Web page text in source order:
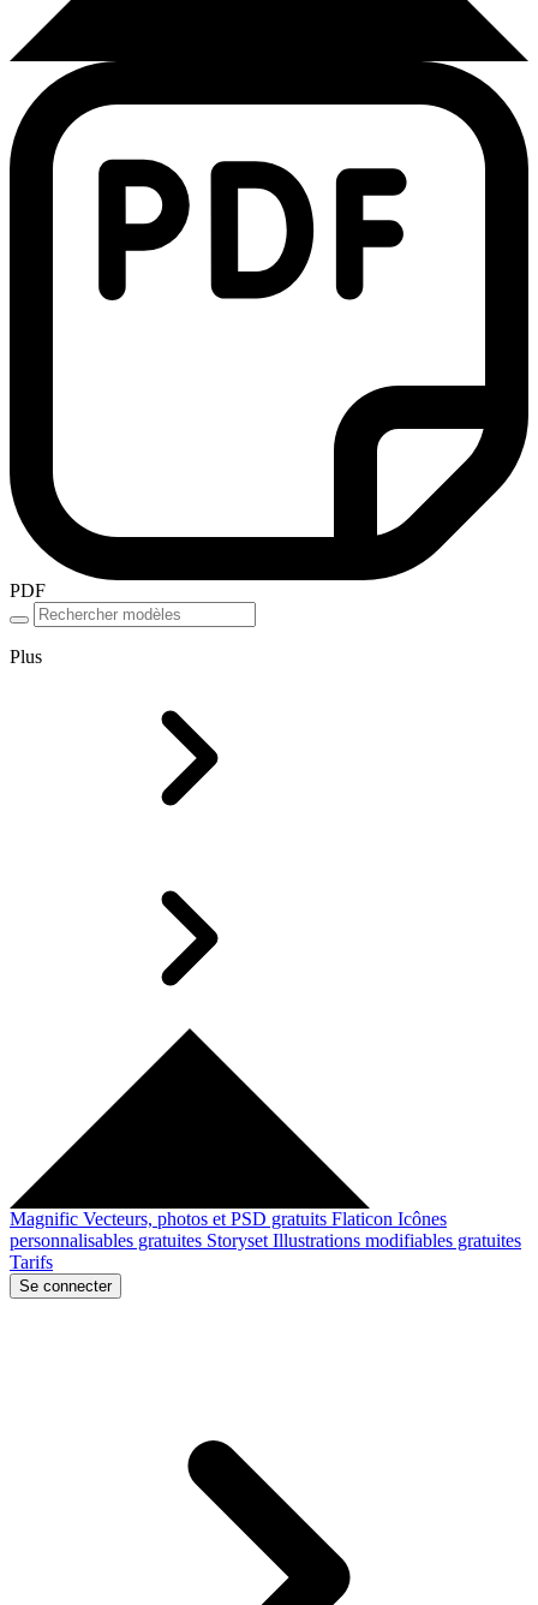
PDF
Plus
Magnific Vecteurs, photos et PSD gratuits Flaticon Icônes
personnalisables gratuites Storyset Illustrations modifiables gratuites
Tarifs
Se connecter